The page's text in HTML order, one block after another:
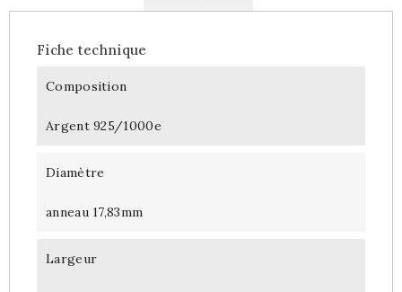
Fiche technique
Composition
Argent 925/1000e
Diamètre
anneau 17,83mm
Largeur